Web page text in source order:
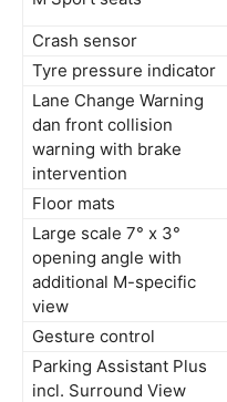
Crash sensor
Tyre pressure indicator
Lane Change Warning
dan front collision
warning with brake
intervention
Floor mats
Large scale 7° x 3°
opening angle with
additional M-specific
view
Gesture control
Parking Assistant Plus
incl. Surround View